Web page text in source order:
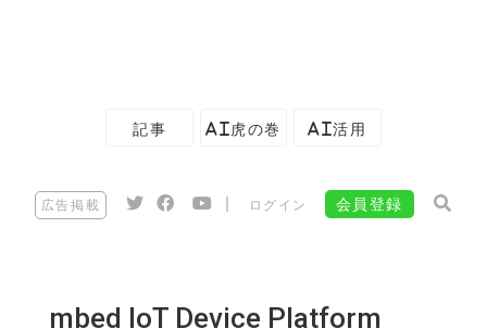
記事 AI虎の巻 AI活用
広告掲載 ログイン 会員登録
mbed IoT Device Platform